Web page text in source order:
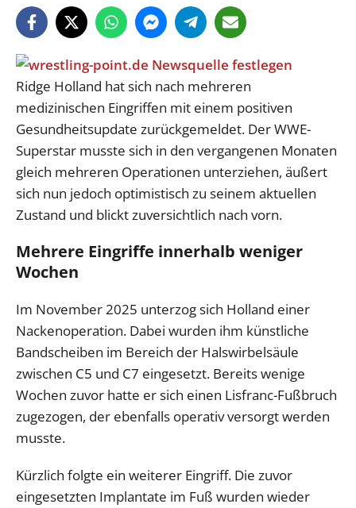
Ridge Holland hat sich nach mehreren
medizinischen Eingriffen mit einem positiven
Gesundheitsupdate zurückgemeldet. Der WWE-
Superstar musste sich in den vergangenen Monaten
gleich mehreren Operationen unterziehen, äußert
sich nun jedoch optimistisch zu seinem aktuellen
Zustand und blickt zuversichtlich nach vorn.
Mehrere Eingriffe innerhalb weniger
Wochen
Im November 2025 unterzog sich Holland einer
Nackenoperation. Dabei wurden ihm künstliche
Bandscheiben im Bereich der Halswirbelsäule
zwischen C5 und C7 eingesetzt. Bereits wenige
Wochen zuvor hatte er sich einen Lisfranc-Fußbruch
zugezogen, der ebenfalls operativ versorgt werden
musste.
Kürzlich folgte ein weiterer Eingriff. Die zuvor
eingesetzten Implantate im Fuß wurden wieder